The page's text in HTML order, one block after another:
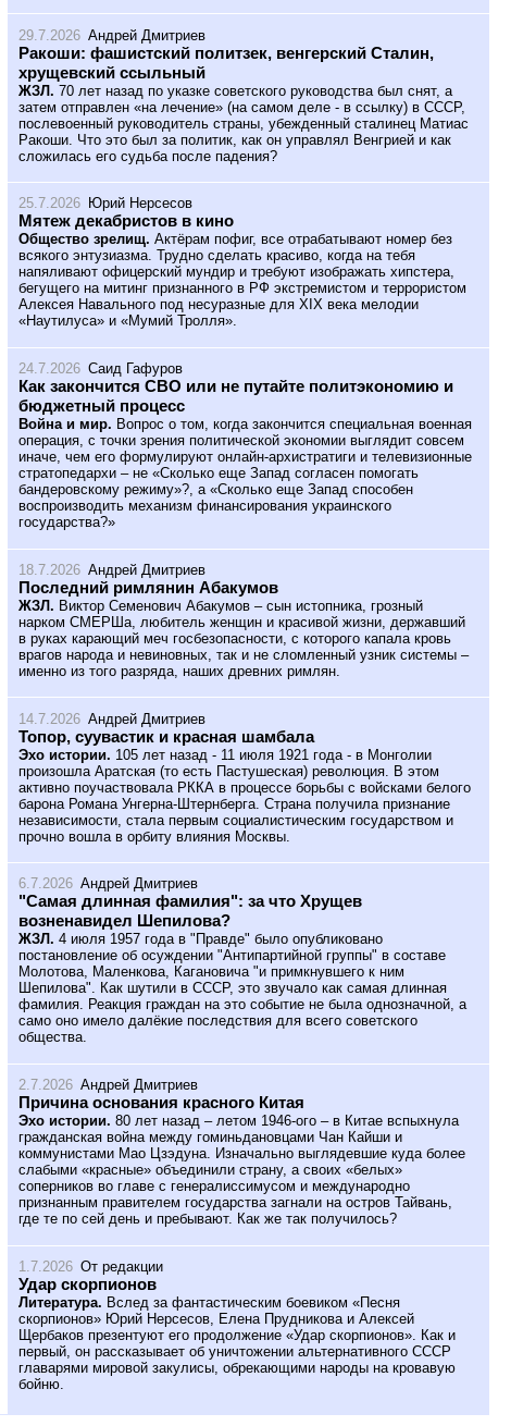
29.7.2026 Андрей Дмитриев
Ракоши: фашистский политзек, венгерский Сталин,
хрущевский ссыльный
ЖЗЛ. 70 лет назад по указке советского руководства был снят, а
затем отправлен «на лечение» (на самом деле - в ссылку) в СССР,
послевоенный руководитель страны, убежденный сталинец Матиас
Ракоши. Что это был за политик, как он управлял Венгрией и как
сложилась его судьба после падения?
25.7.2026 Юрий Нерсесов
Мятеж декабристов в кино
Общество зрелищ. Актёрам пофиг, все отрабатывают номер без
всякого энтузиазма. Трудно сделать красиво, когда на тебя
напяливают офицерский мундир и требуют изображать хипстера,
бегущего на митинг признанного в РФ экстремистом и террористом
Алексея Навального под несуразные для XIX века мелодии
«Наутилуса» и «Мумий Тролля».
24.7.2026 Саид Гафуров
Как закончится СВО или не путайте политэкономию и
бюджетный процесс
Война и мир. Вопрос о том, когда закончится специальная военная
операция, с точки зрения политической экономии выглядит совсем
иначе, чем его формулируют онлайн-архистратиги и телевизионные
стратопедархи – не «Сколько еще Запад согласен помогать
бандеровскому режиму»?, а «Сколько еще Запад способен
воспроизводить механизм финансирования украинского
государства?»
18.7.2026 Андрей Дмитриев
Последний римлянин Абакумов
ЖЗЛ. Виктор Семенович Абакумов – сын истопника, грозный
нарком СМЕРШа, любитель женщин и красивой жизни, державший
в руках карающий меч госбезопасности, с которого капала кровь
врагов народа и невиновных, так и не сломленный узник системы –
именно из того разряда, наших древних римлян.
14.7.2026 Андрей Дмитриев
Топор, суувастик и красная шамбала
Эхо истории. 105 лет назад - 11 июля 1921 года - в Монголии
произошла Аратская (то есть Пастушеская) революция. В этом
активно поучаствовала РККА в процессе борьбы с войсками белого
барона Романа Унгерна-Штернберга. Страна получила признание
независимости, стала первым социалистическим государством и
прочно вошла в орбиту влияния Москвы.
6.7.2026 Андрей Дмитриев
"Самая длинная фамилия": за что Хрущев
возненавидел Шепилова?
ЖЗЛ. 4 июля 1957 года в "Правде" было опубликовано
постановление об осуждении "Антипартийной группы" в составе
Молотова, Маленкова, Кагановича "и примкнувшего к ним
Шепилова". Как шутили в СССР, это звучало как самая длинная
фамилия. Реакция граждан на это событие не была однозначной, а
само оно имело далёкие последствия для всего советского
общества.
2.7.2026 Андрей Дмитриев
Причина основания красного Китая
Эхо истории. 80 лет назад – летом 1946-ого – в Китае вспыхнула
гражданская война между гоминьдановцами Чан Кайши и
коммунистами Мао Цзэдуна. Изначально выглядевшие куда более
слабыми «красные» объединили страну, а своих «белых»
соперников во главе с генералиссимусом и международно
признанным правителем государства загнали на остров Тайвань,
где те по сей день и пребывают. Как же так получилось?
1.7.2026 От редакции
Удар скорпионов
Литература. Вслед за фантастическим боевиком «Песня
скорпионов» Юрий Нерсесов, Елена Прудникова и Алексей
Щербаков презентуют его продолжение «Удар скорпионов». Как и
первый, он рассказывает об уничтожении альтернативного СССР
главарями мировой закулисы, обрекающими народы на кровавую
бойню.